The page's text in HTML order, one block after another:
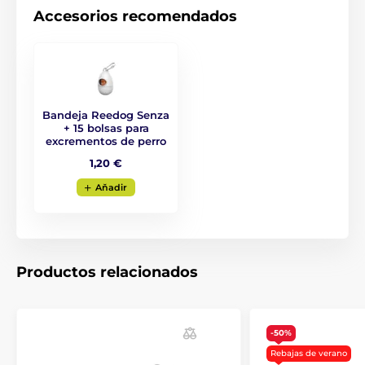
Westie
Accesorios recomendados
Bandeja Reedog Senza
+ 15 bolsas para
excrementos de perro
1,20 €
Aňadir
Productos relacionados
-50%
Rebajas de verano